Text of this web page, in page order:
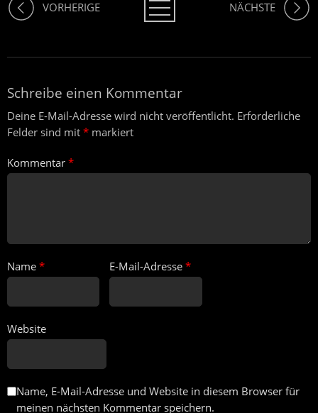
VORHERIGE NÄCHSTE
Schreibe einen Kommentar
Deine E-Mail-Adresse wird nicht veröffentlicht. Erforderliche
Felder sind mit * markiert
Kommentar *
Name * E-Mail-Adresse*
Website
Name, E-Mail-Adresse und Website in diesem Browser für
meinen nächsten Kommentar speichern.